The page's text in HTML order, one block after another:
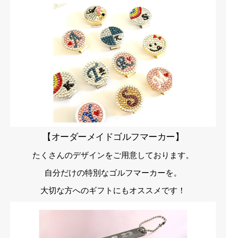
【オーダーメイドゴルフマーカー】
たくさんのデザインをご用意しております。
自分だけの特別なゴルフマーカーを。
大切な方へのギフトにもオススメです！